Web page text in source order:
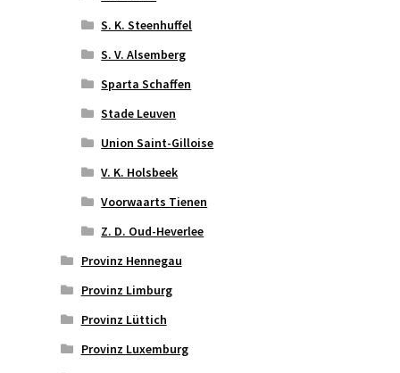
S. K. Steenhuffel
S. V. Alsemberg
Sparta Schaffen
Stade Leuven
Union Saint-Gilloise
V. K. Holsbeek
Voorwaarts Tienen
Z. D. Oud-Heverlee
Provinz Hennegau
Provinz Limburg
Provinz Lüttich
Provinz Luxemburg